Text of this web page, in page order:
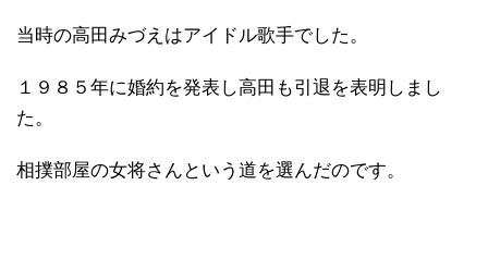
当時の高田みづえはアイドル歌手でした。
１９８５年に婚約を発表し高田も引退を表明しまし
た。
相撲部屋の女将さんという道を選んだのです。